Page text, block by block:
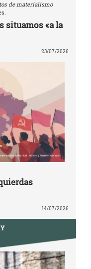
de materialismo
situamos «a la
23/07/2026
14/07/2026